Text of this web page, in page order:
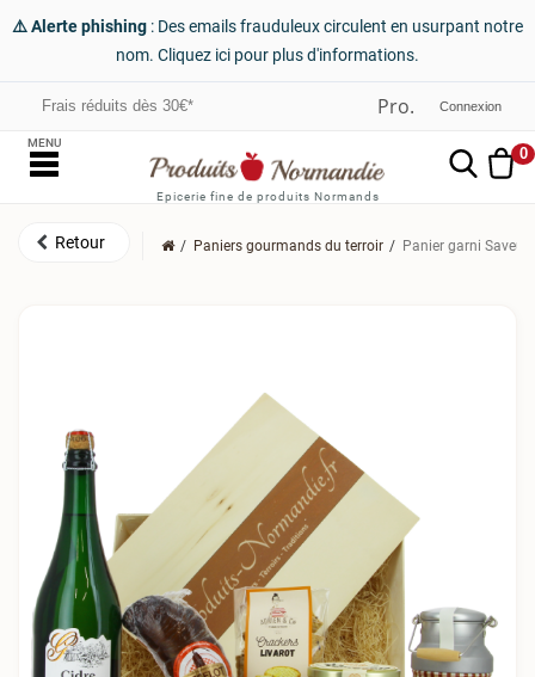
⚠️ Alerte phishing : Des emails frauduleux circulent en usurpant notre
nom. Cliquez ici pour plus d'informations.
Frais réduits dès 30€* Connexion
Epicerie fine de produits Normands
0
MENU
Paniers gourmands du terroir Panier garni